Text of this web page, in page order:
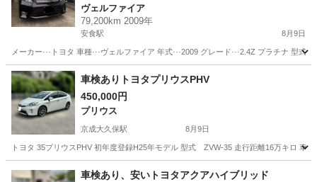
ヴェルファイア
79,200km 2009年
安食駅 8月9日
メーカー···トヨタ 車種···ヴェルファイア 年式···2009 グレード···2.4Z プラチナ 型式
千葉 印旛郡 安食駅 ヴェルファイア
車検ありトヨタプリウスPHV
450,000円
プリウス
京成大久保駅 8月9日
トヨタ 35プリウスPHV 初年度登録H25年モデル 型式 ZVW-35 走行距離16万キロ 車
千葉 習志野市 京成大久保駅 プリウス
車検あり、安いトヨタアクアハイブリッド